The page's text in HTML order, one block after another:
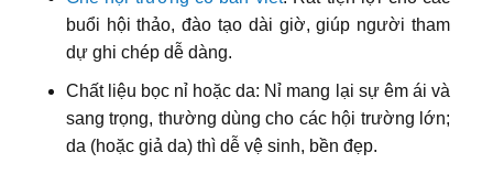
buổi hội thảo, đào tạo dài giờ, giúp người tham
dự ghi chép dễ dàng.
Chất liệu bọc nỉ hoặc da: Nỉ mang lại sự êm ái và
sang trọng, thường dùng cho các hội trường lớn;
da (hoặc giả da) thì dễ vệ sinh, bền đẹp.